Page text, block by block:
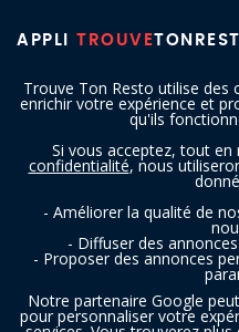
Trouve Ton Resto utilise des
enrichir votre expérience et
qu'ils
Si vous acceptez, tout
confidentialité, nous
- Améliorer la qualité de
- Diffuser des
- Proposer des annonces
Notre partenaire Google
pour personnaliser votre
APPLI TROUVE
SUIVEZ-NOUS